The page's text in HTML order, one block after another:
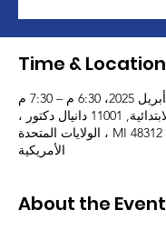
Time & Location
مدرسة ويلو وودز الابتدائية, 11001 دانيال دكتور ،
ستيرلنج هايتس ، MI 48312 ، الولايات المتحدة
الأمريكية
About the Event